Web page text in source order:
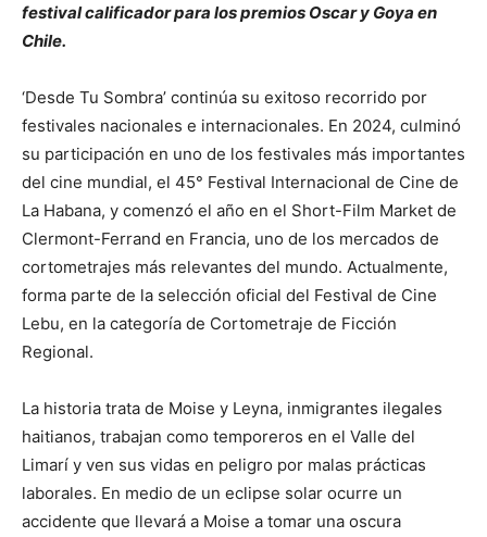
festival calificador para los premios Oscar y Goya en
Chile.
‘Desde Tu Sombra’ continúa su exitoso recorrido por
festivales nacionales e internacionales. En 2024, culminó
su participación en uno de los festivales más importantes
del cine mundial, el 45° Festival Internacional de Cine de
La Habana, y comenzó el año en el Short-Film Market de
Clermont-Ferrand en Francia, uno de los mercados de
cortometrajes más relevantes del mundo. Actualmente,
forma parte de la selección oficial del Festival de Cine
Lebu, en la categoría de Cortometraje de Ficción
Regional.
La historia trata de Moise y Leyna, inmigrantes ilegales
haitianos, trabajan como temporeros en el Valle del
Limarí y ven sus vidas en peligro por malas prácticas
laborales. En medio de un eclipse solar ocurre un
accidente que llevará a Moise a tomar una oscura